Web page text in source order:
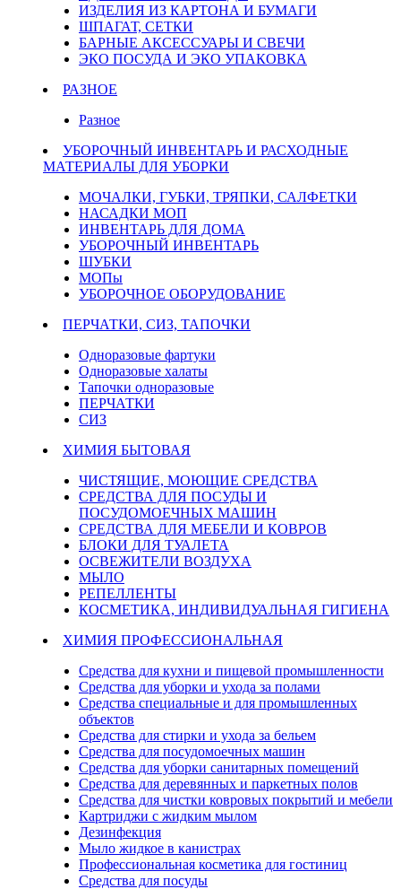
ИЗДЕЛИЯ ИЗ КАРТОНА И БУМАГИ
ШПАГАТ, СЕТКИ
БАРНЫЕ АКСЕССУАРЫ И СВЕЧИ
ЭКО ПОСУДА И ЭКО УПАКОВКА
РАЗНОЕ
Разное
УБОРОЧНЫЙ ИНВЕНТАРЬ И РАСХОДНЫЕ
МАТЕРИАЛЫ ДЛЯ УБОРКИ
МОЧАЛКИ, ГУБКИ, ТРЯПКИ, САЛФЕТКИ
НАСАДКИ МОП
ИНВЕНТАРЬ ДЛЯ ДОМА
УБОРОЧНЫЙ ИНВЕНТАРЬ
ШУБКИ
МОПы
УБОРОЧНОЕ ОБОРУДОВАНИЕ
ПЕРЧАТКИ, СИЗ, ТАПОЧКИ
Одноразовые фартуки
Одноразовые халаты
Тапочки одноразовые
ПЕРЧАТКИ
СИЗ
ХИМИЯ БЫТОВАЯ
ЧИСТЯЩИЕ, МОЮЩИЕ СРЕДСТВА
СРЕДСТВА ДЛЯ ПОСУДЫ И
ПОСУДОМОЕЧНЫХ МАШИН
СРЕДСТВА ДЛЯ МЕБЕЛИ И КОВРОВ
БЛОКИ ДЛЯ ТУАЛЕТА
ОСВЕЖИТЕЛИ ВОЗДУХА
МЫЛО
РЕПЕЛЛЕНТЫ
КОСМЕТИКА, ИНДИВИДУАЛЬНАЯ ГИГИЕНА
ХИМИЯ ПРОФЕССИОНАЛЬНАЯ
Средства для кухни и пищевой промышленности
Средства для уборки и ухода за полами
Средства специальные и для промышленных
объектов
Средства для стирки и ухода за бельем
Средства для посудомоечных машин
Средства для уборки санитарных помещений
Средства для деревянных и паркетных полов
Средства для чистки ковровых покрытий и мебели
Картриджи с жидким мылом
Дезинфекция
Мыло жидкое в канистрах
Профессиональная косметика для гостиниц
Средства для посуды